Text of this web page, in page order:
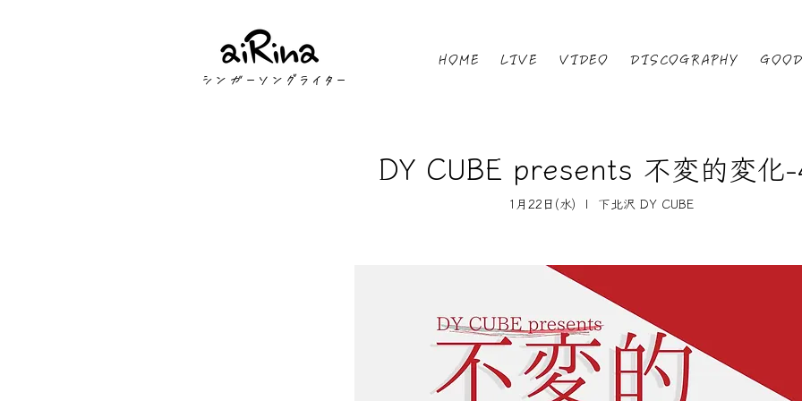
HOME LIVE VIDEO DISCOGRAPHY
​シンガーソングライター
DY CUBE presents 不変的変化
1月22日(水)
  |
下北沢 DY CUBE